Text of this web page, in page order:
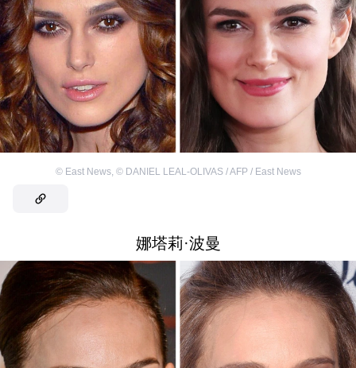
© East News, © DANIEL LEAL-OLIVAS / AFP / East News
娜塔莉·波曼